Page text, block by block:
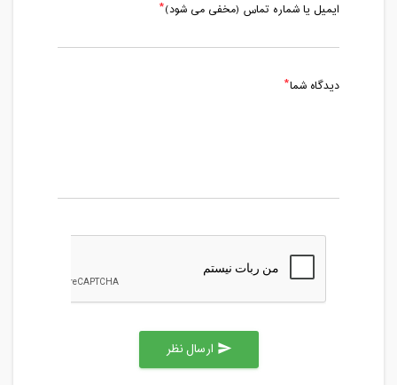
ایمیل یا شماره تماس (مخفی می شود)
دیدگاه شما
send